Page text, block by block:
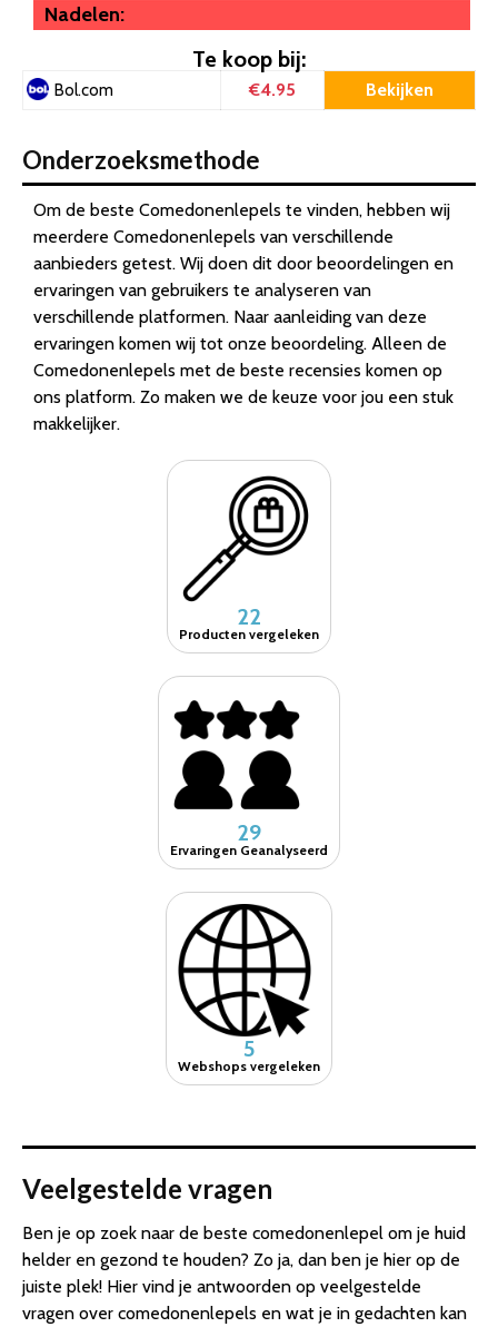
Nadelen:
Te koop bij:
Bol.com €4.95 Bekijken
Onderzoeksmethode
Om de beste Comedonenlepels te vinden, hebben wij
meerdere Comedonenlepels van verschillende
aanbieders getest. Wij doen dit door beoordelingen en
ervaringen van gebruikers te analyseren van
verschillende platformen. Naar aanleiding van deze
ervaringen komen wij tot onze beoordeling. Alleen de
Comedonenlepels met de beste recensies komen op
ons platform. Zo maken we de keuze voor jou een stuk
makkelijker.
22
Producten vergeleken
29
Ervaringen Geanalyseerd
5
Webshops vergeleken
Veelgestelde vragen
Ben je op zoek naar de beste comedonenlepel om je huid
helder en gezond te houden? Zo ja, dan ben je hier op de
juiste plek! Hier vind je antwoorden op veelgestelde
vragen over comedonenlepels en wat je in gedachten kan